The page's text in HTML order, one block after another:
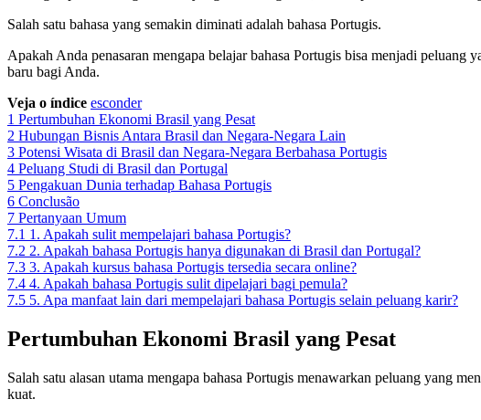
Salah satu bahasa yang semakin diminati adalah bahasa Portugis.
Apakah Anda penasaran mengapa belajar bahasa Portugis bisa menjadi
baru bagi Anda.
Veja o índice esconder
1 Pertumbuhan Ekonomi Brasil yang Pesat
2 Hubungan Bisnis Antara Brasil dan Negara-Negara Lain
3 Potensi Wisata di Brasil dan Negara-Negara Berbahasa Portugis
4 Peluang Studi di Brasil dan Portugal
5 Pengakuan Dunia terhadap Bahasa Portugis
6 Conclusão
7 Pertanyaan Umum
7.1 1. Apakah sulit mempelajari bahasa Portugis?
7.2 2. Apakah bahasa Portugis hanya digunakan di Brasil dan Portugal?
7.3 3. Apakah kursus bahasa Portugis tersedia secara online?
7.4 4. Apakah bahasa Portugis sulit dipelajari bagi pemula?
7.5 5. Apa manfaat lain dari mempelajari bahasa Portugis selain peluang karir?
Pertumbuhan Ekonomi Brasil yang Pesat
Salah satu alasan utama mengapa bahasa Portugis menawarkan peluang yang
kuat.